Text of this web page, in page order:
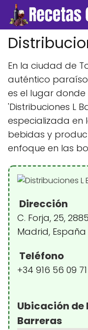
En la ciudad de
auténtico
es el lugar
'Distribuciones L
especializada en
bebidas y
enfoque en las
Dirección
C. Forja, 25,
Madrid, España
Teléfono
+34 916 56 09 71
Ubicación de
Barreras